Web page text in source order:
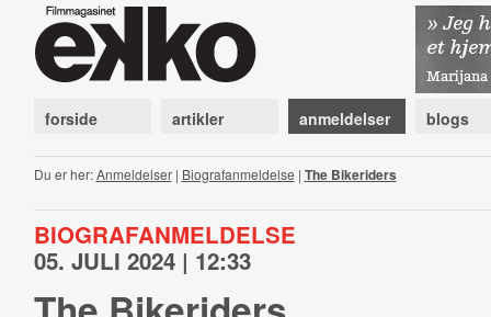
forside artikler anmeldelser blogs
Du er her:Anmeldelser| Biografanmeldelse | The Bikeriders
BIOGRAFANMELDELSE
05. JULI 2024 | 12:33